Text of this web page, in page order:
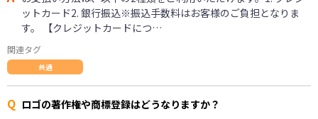
ットカード2. 銀行振込※振込手数料はお客様のご負担となりま
す。 【クレジットカードにつ…
関連タグ
共通
Q ロゴの著作権や商標登録はどうなりますか？